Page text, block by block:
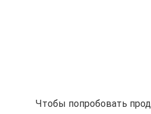
Чтобы попробовать